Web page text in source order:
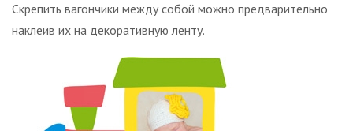
Скрепить вагончики между собой можно предварительно
наклеив их на декоративную ленту.